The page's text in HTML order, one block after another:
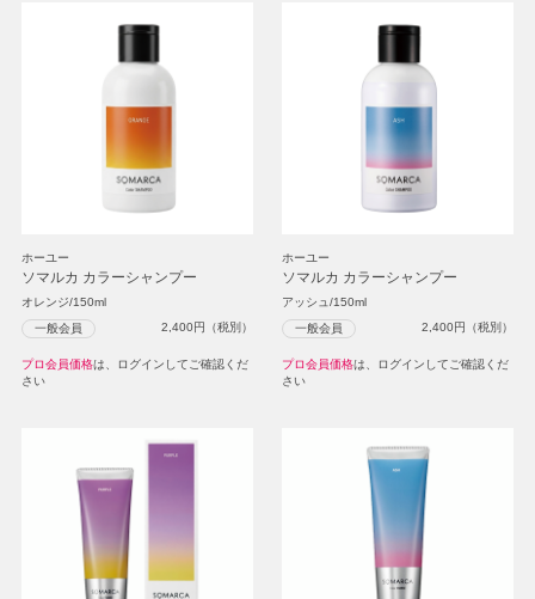
ホーユー
ソマルカ カラーシャンプー
オレンジ/150ml
一般会員 2,400円（税別）
プロ会員価格は、ログインしてご確認くだ
さい
ホーユー
ソマルカ カラーシャンプー
アッシュ/150ml
一般会員 2,400円（税別）
プロ会員価格は、ログインしてご確認くだ
さい